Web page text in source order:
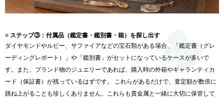
ステップ③：付属品（鑑定書・鑑別書・箱）を探し出す
ダイヤモンドやルビー、サファイアなどの宝石類がある場合、「鑑定書（グレ
ーディングレポート）」や「鑑別書」がセットになっているケースが多いで
す。また、ブランド物のジュエリーであれば、購入時の外箱やギャランティカ
ード（保証書）が残っているはずです。 これらがあるだけで、査定額が数倍に
跳ね上がることも珍しくありません。これらも貴金属と一緒に大切に保管して